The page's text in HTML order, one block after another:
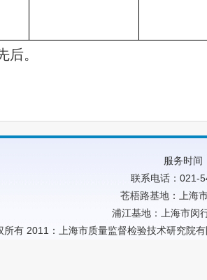
后。
服务时间
联系电话：021-
苍梧路基地：上海
浦江基地：上海市闵
所有 2011：上海市质量监督检验技术研究